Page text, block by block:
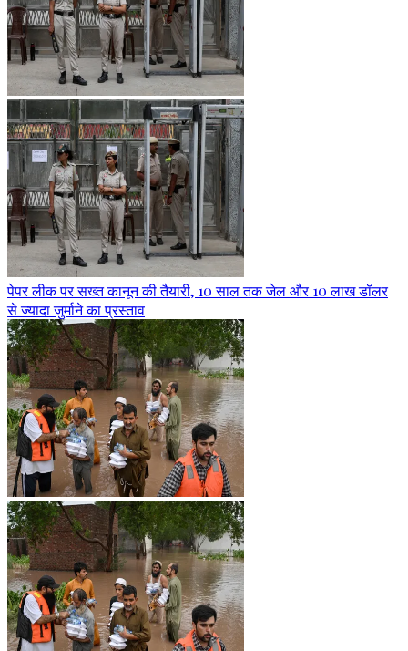
पेपर लीक पर सख्त कानून की तैयारी, 10 साल तक जेल और 10 लाख डॉलर
से ज्यादा जुर्माने का प्रस्ताव